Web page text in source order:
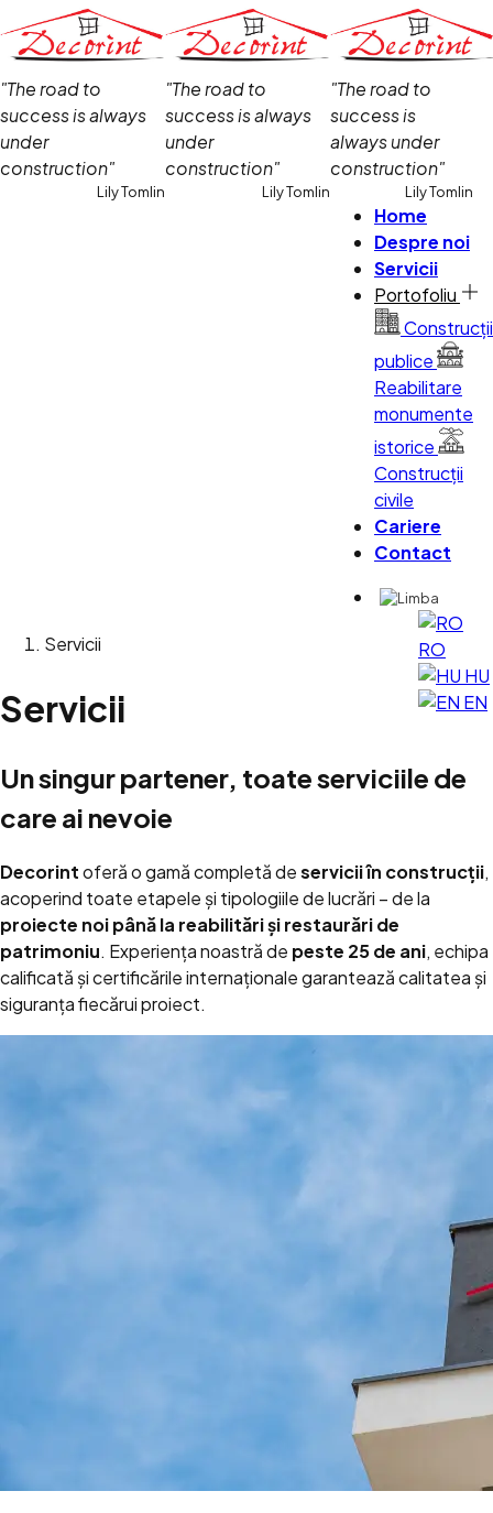
"The road to
success is always
under
construction"
Lily Tomlin
"The road to
success is always
under
construction"
Lily Tomlin
"The road to
success is
always under
construction"
Lily Tomlin
Home
Despre noi
Servicii
Portofoliu
Construcții
publice
Reabilitare
monumente
istorice
Construcții
civile
Cariere
Contact
RO
HU
EN
Servicii
Servicii
Un singur partener, toate serviciile de
care ai nevoie
Decorintoferă o gamă completă deservicii în construcții,
acoperind toate etapele și tipologiile de lucrări – de la
proiecte noi până la reabilitări și restaurări de
patrimoniu. Experiența noastră de peste 25 de ani, echipa
calificată și certificările internaționale garantează calitatea și
siguranța fiecărui proiect.